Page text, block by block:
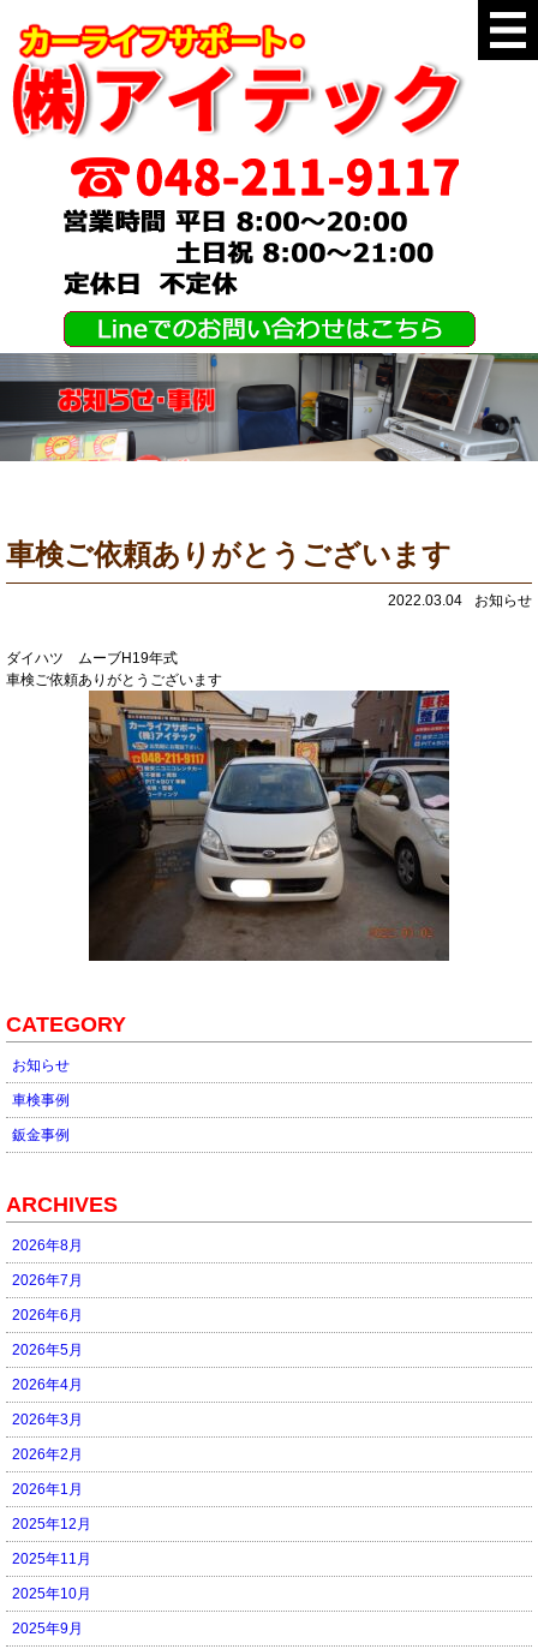
車検ご依頼ありがとうございます
2022.03.04 お知らせ
ダイハツ ムーブH19年式
車検ご依頼ありがとうございます
CATEGORY
お知らせ
車検事例
鈑金事例
ARCHIVES
2026年8月
2026年7月
2026年6月
2026年5月
2026年4月
2026年3月
2026年2月
2026年1月
2025年12月
2025年11月
2025年10月
2025年9月